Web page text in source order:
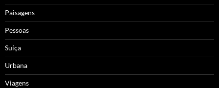
Paisagens
Pessoas
Suíça
Urbana
Viagens